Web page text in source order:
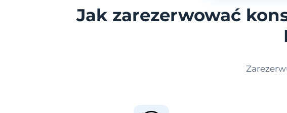
Jak zarezerwować